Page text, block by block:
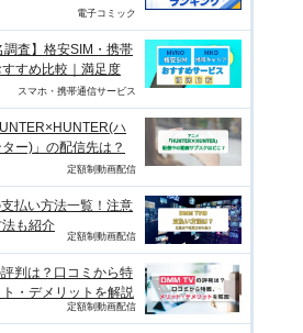
電子コミック
調査】格安SIM・携帯
すめ比較｜満足度
スマホ・携帯通信サービス
ハ
ー)」の配信先は？
定額制動画配信
払い方法一覧！注意
も紹介
定額制動画配信
判は？口コミから特
・デメリットを解説
定額制動画配信